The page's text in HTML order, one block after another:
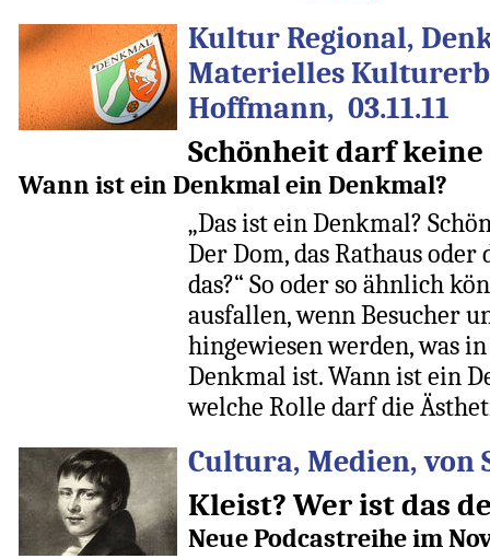
Kultur Regional,
Materielles
Hoffmann, 03.11.11
Schönheit darf
Wann ist ein Denkmal ein Denkmal?
„Das ist ein Denkmal?
Der Dom, das Rathaus
das?“ So oder so ähnlich
ausfallen, wenn Besucher
hingewiesen werden, was
Denkmal ist. Wann ist ein
welche Rolle darf die
Cultura, Medien, von
Kleist? Wer ist das
Neue Podcastreihe im